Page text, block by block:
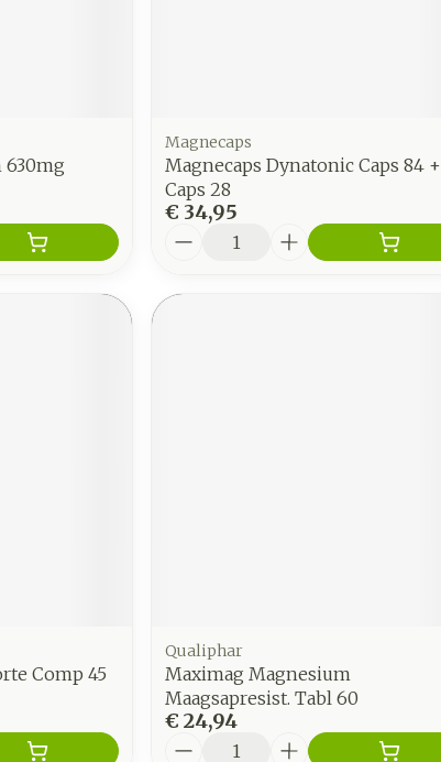
Magnecaps
Magnecaps Dynatonic Caps 84 +
Caps 28
€ 34,95
Comp 45
Qualiphar
Maximag Magnesium
Maagsapresist. Tabl 60
€ 24,94